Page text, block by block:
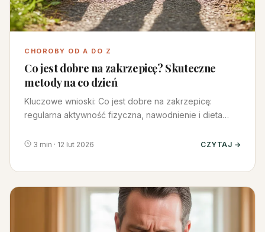
CHOROBY OD A DO Z
Co jest dobre na zakrzepicę? Skuteczne
metody na co dzień
Kluczowe wnioski: Co jest dobre na zakrzepicę:
regularna aktywność fizyczna, nawodnienie i dieta
3 min · 12 lut 2026 CZYTAJ →